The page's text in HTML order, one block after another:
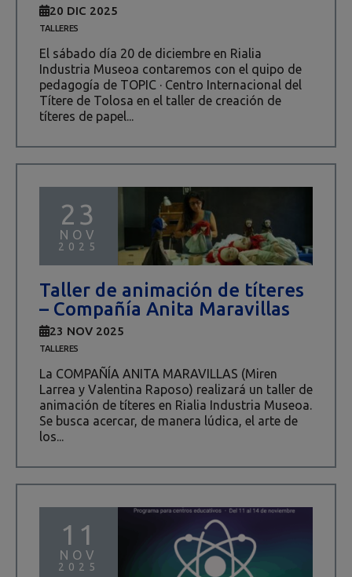
20 DIC 2025
TALLERES
El sábado día 20 de diciembre en Rialia
Industria Museoa contaremos con el quipo de
pedagogía de TOPIC · Centro Internacional del
Títere de Tolosa en el taller de creación de
títeres de papel...
23
NOV
2025
Taller de animación de títeres
– Compañía Anita Maravillas
23 NOV 2025
TALLERES
La COMPAÑÍA ANITA MARAVILLAS (Miren
Larrea y Valentina Raposo) realizará un taller de
animación de títeres en Rialia Industria Museoa.
Se busca acercar, de manera lúdica, el arte de
los...
11
NOV
2025